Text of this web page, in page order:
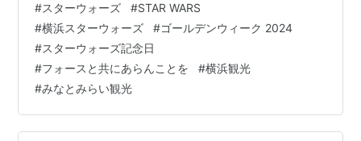
ベイダーとストームトルーパーの姿はいまでも鮮烈に脳
裏に焼きついています。果たしてこの体験があったから
なのかは謎ですが現在自分はスター・ウォーズが大好
き、そしてそんな大好きなスター・ウォーズがなんと
2024のGWに横浜とコラボイベントを行うという情報を
キャッチしましたので早速調べてみました。 S…
#スターウォーズ #STAR WARS
#横浜スターウォーズ #ゴールデンウィーク 2024
#スターウォーズ記念日
#フォースと共にあらんことを #横浜観光
#みなとみらい観光